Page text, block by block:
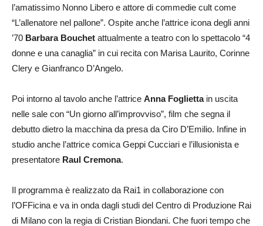
l’amatissimo Nonno Libero e attore di commedie cult come
“L’allenatore nel pallone”. Ospite anche l’attrice icona degli anni
’70 Barbara Bouchet attualmente a teatro con lo spettacolo “4
donne e una canaglia” in cui recita con Marisa Laurito, Corinne
Clery e Gianfranco D’Angelo.
Poi intorno al tavolo anche l’attrice Anna Fogliettain uscita
nelle sale con “Un giorno all’improvviso”, film che segna il
debutto dietro la macchina da presa da Ciro D’Emilio. Infine in
studio anche l’attrice comica Geppi Cucciari e l’illusionista e
presentatore Raul Cremona.
Il programma è realizzato da Rai1 in collaborazione con
l’OFFicina e va in onda dagli studi del Centro di Produzione Rai
di Milano con la regia di Cristian Biondani. Che fuori tempo che